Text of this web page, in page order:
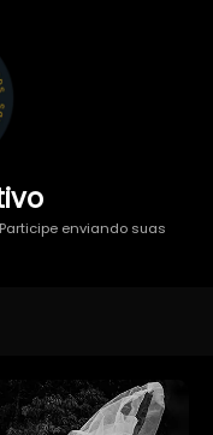
enviando suas